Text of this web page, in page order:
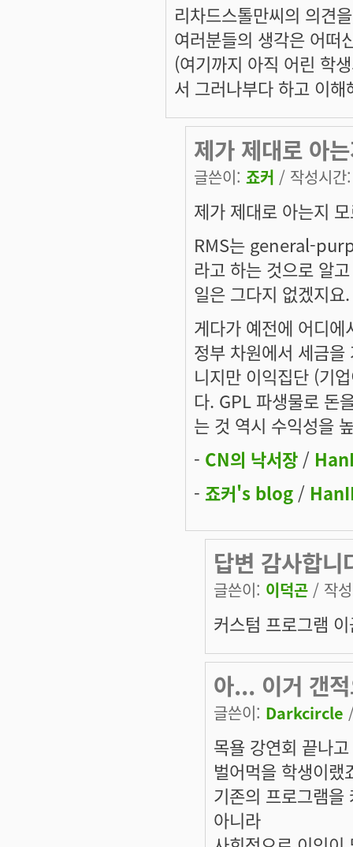
리차드스톨만씨의 의견
여러분들의 생각은 어떠
(여기까지 아직 어린 학
서 그러나부다 하고 이
제가 제대로 아
글쓴이: 죠커 / 작성시
제가 제대로 아는지
RMS는 general-
라고 하는 것으로 알
일은 그다지 없겠지요.
게다가 예전에 어디
정부 차원에서 세금
니지만 이익집단 (기
다. GPL 파생물로 돈
는 것 역시 수익성을
- CN의 낙서장 /
- 죠커's blog /
답변 감사합
글쓴이: 이덕곤 / 작
커스텀 프로그램
아... 이거 갠
글쓴이: Darkcircle
목욜 강연회 끝나
벌어먹을 학생이
기존의 프로그램을
아니라